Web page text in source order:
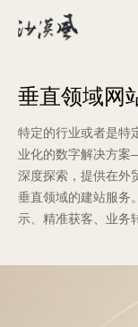
垂直领域网
特定的行业或者是特
业化的数字解决方
深度探索，提供在外
垂直领域的建站服务
示、精准获客、业务